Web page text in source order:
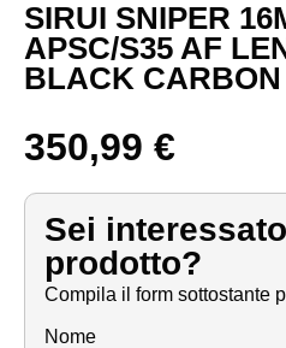
SIRUI SNIPER
APSC/S35 AF
BLACK
350,99 €
Sei
prodotto?
Compila il form sottostante
Nome